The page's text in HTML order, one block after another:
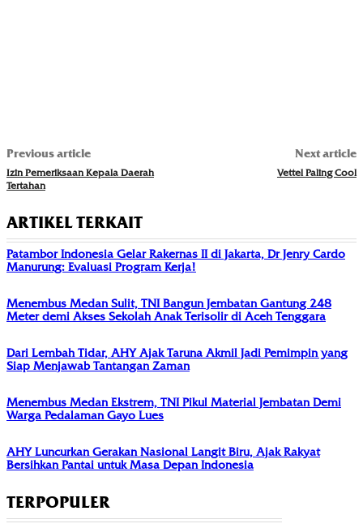
Previous article
Izin Pemeriksaan Kepala Daerah
Tertahan
Next article
Vettel Paling Cool
ARTIKEL TERKAIT
Patambor Indonesia Gelar Rakernas II di Jakarta, Dr Jenry Cardo
Manurung: Evaluasi Program Kerja!
Menembus Medan Sulit, TNI Bangun Jembatan Gantung 248
Meter demi Akses Sekolah Anak Terisolir di Aceh Tenggara
Dari Lembah Tidar, AHY Ajak Taruna Akmil Jadi Pemimpin yang
Siap Menjawab Tantangan Zaman
Menembus Medan Ekstrem, TNI Pikul Material Jembatan Demi
Warga Pedalaman Gayo Lues
AHY Luncurkan Gerakan Nasional Langit Biru, Ajak Rakyat
Bersihkan Pantai untuk Masa Depan Indonesia
TERPOPULER